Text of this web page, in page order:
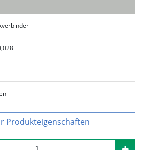
Produkteigenschaften